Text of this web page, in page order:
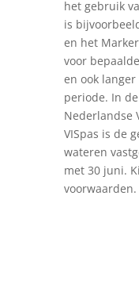
het gebruik
is
en het
voor
en ook
periode. In
Nederlandse
VISpas is de
wateren
met 30 juni.
voorwaarden.